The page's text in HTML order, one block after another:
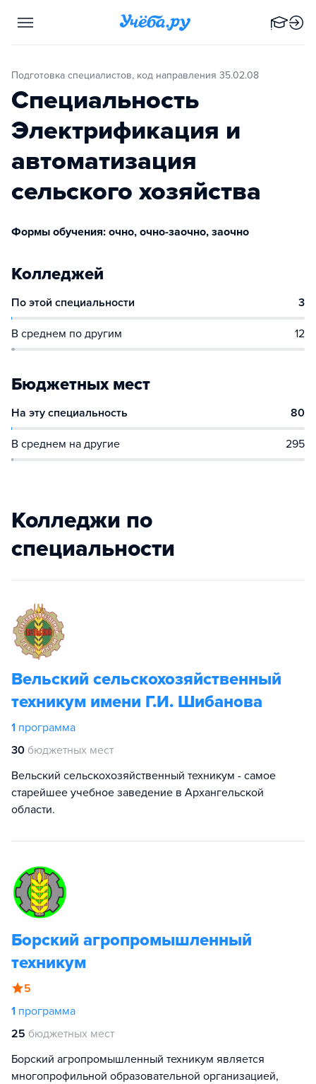
Подготовка специалистов, код направления 35.02.08
Специальность
Электрификация и
автоматизация
сельского хозяйства
Формы обучения: очно, очно-заочно, заочно
Колледжей
По этой специальности 3
В среднем по другим 12
Бюджетных мест
На эту специальность 80
В среднем на другие 295
Колледжи по
специальности
Вельский сельскохозяйственный
техникум имени Г.И. Шибанова
1 программа
30 бюджетных мест
Вельский сельскохозяйственный техникум - самое
старейшее учебное заведение в Архангельской
области.
Борский агропромышленный
техникум
5
1 программа
25 бюджетных мест
Борский агропромышленный техникум является
многопрофильной образовательной организацией,